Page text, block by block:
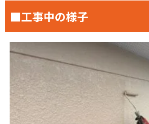
■工事中の様子